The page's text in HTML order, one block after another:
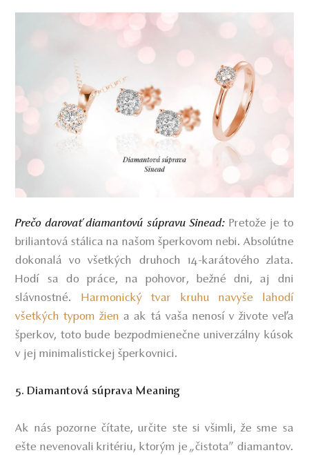
Prečo darovať diamantovú súpravu Sinead: Pretože je to
briliantová stálica na našom šperkovom nebi. Absolútne
dokonalá vo všetkých druhoch 14-karátového zlata.
Hodí sa do práce, na pohovor, bežné dni, aj dni
slávnostné. Harmonický tvar kruhu navyše lahodí
všetkých typom žien a ak tá vaša nenosí v živote veľa
šperkov, toto bude bezpodmienečne univerzálny kúsok
v jej minimalistickej šperkovnici.
5. Diamantová súprava Meaning
Ak nás pozorne čítate, určite ste si všimli, že sme sa
ešte nevenovali kritériu, ktorým je„čistota” diamantov.